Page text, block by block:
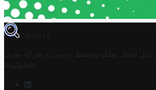
TROVIT
أعمال تملكه وتحتفظ به وتديره
شركة مخزن
التكنولوجيا